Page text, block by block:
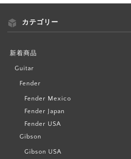
カテゴリー
新着商品
Guitar
Fender
Fender Mexico
Fender Japan
Fender USA
Gibson
Gibson USA